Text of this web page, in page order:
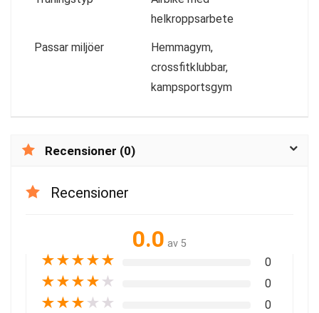
helkroppsarbete
Passar miljöer
Hemmagym,
crossfitklubbar,
kampsportsgym
Recensioner (0)
Recensioner
0.0 av 5
★★★★★ 0
★★★★ ★ 0
★★★ ★ ★ 0